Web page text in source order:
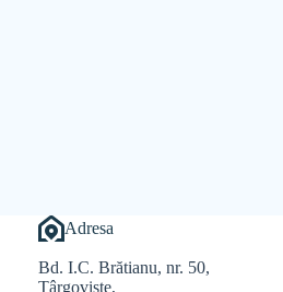
Adresa
Bd. I.C. Brătianu, nr. 50,
Târgoviște,